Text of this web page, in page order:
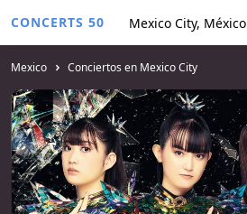
CONCERTS 50 Mexico City, México
Mexico Conciertos en Mexico City